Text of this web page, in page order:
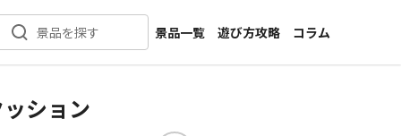
景品を探す
景品一覧
新着景品
遊び方攻略
コラム
インタビュー
ション